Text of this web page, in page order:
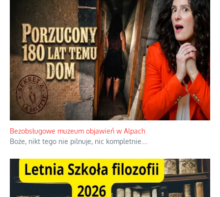
Bezobsługowe muzeum objawień w Alpach
Boże, nikt tego nie pilnuje, nic kompletnie.